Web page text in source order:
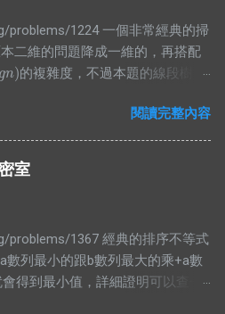
problems/1224 一個非常經典的掃
二維的問題降成一維的，再搭配
gn)
n)
的複雜度，不過本題的線段樹要
，可是這樣就會再詢問有幾個非
存一個值紀錄當前非空節點有幾
0時整段都被覆蓋，所以就是整段
時候，那當然就是去看小孩的值
間和根本沒用，所以就砍掉他吧
PB push_back typedef long
PII; #define FF first #define SS
+ 5; struct bian{ PII pos; int cnt;
閱讀完整內容
室
problems/1367 經典的排序不等式
數列最小的跟b數列最大的乘+a數
得到最小值，詳細證明可以查一